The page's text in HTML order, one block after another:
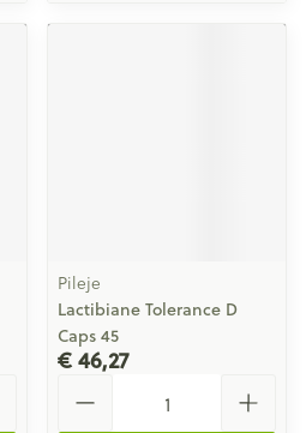
Pileje
Lactibiane Tolerance D
Caps 45
€ 46,27